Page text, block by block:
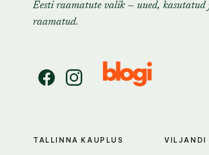
Eesti raamatute valik — uued, kasutatud
raamatud.
TALLINNA KAUPLUS VILJANDI